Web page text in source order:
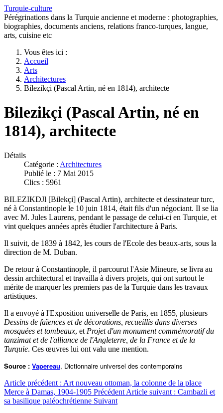
Turquie-culture
Pérégrinations dans la Turquie ancienne et moderne : photographies,
biographies, documents anciens, relations franco-turques, langue,
arts, cuisine etc
Vous êtes ici :
Accueil
Arts
Architectures
Bilezikçi (Pascal Artin, né en 1814), architecte
Bilezikçi (Pascal Artin, né en
1814), architecte
Détails
Catégorie : Architectures
Publié le : 7 Mai 2015
Clics : 5961
BILEZIKDJl [Bilekçi] (Pascal Artin), architecte et dessinateur turc,
né à Constantinople le 10 juin 1814, était fils d'un négociant. Il se lia
avec M. Jules Laurens, pendant le passage de celui-ci en Turquie, et
vint quelques années après étudier l'architecture à Paris.
Il suivit, de 1839 à 1842, les cours de l'Ecole des beaux-arts, sous la
direction de M. Duban.
De retour à Constantinople, il parcourut l'Asie Mineure, se livra au
dessin architectural et travailla à divers projets, qui ont surtout le
mérite de marquer les premiers pas de la Turquie dans les travaux
artistiques.
Il a envoyé à l'Exposition universelle de Paris, en 1855, plusieurs
Dessins de faïences et de décorations, recueillis dans diverses
mosquées et tombeaux, et Projet d'un monument commémoratif du
tanzimat et de l'alliance de l'Angleterre, de la France et de la
Turquie. Ces œuvres lui ont valu une mention.
Source : Vapereau, Dictionnaire universel des contemporains
Article précédent : Art nouveau ottoman, la colonne de la place
Merce à Damas, 1904-1905 Précédent Article suivant : Cambazli et
sa basilique paléochrétienne Suivant